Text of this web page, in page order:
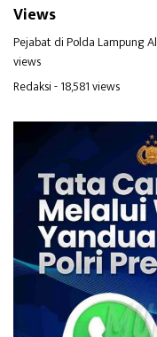
Views
Pejabat di Polda Lampung
views
Redaksi- 18,581 views